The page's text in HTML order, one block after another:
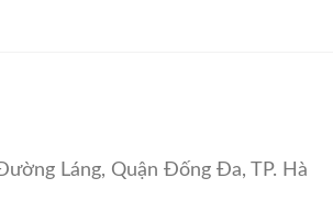
Láng, Quận Đống Đa, TP. Hà